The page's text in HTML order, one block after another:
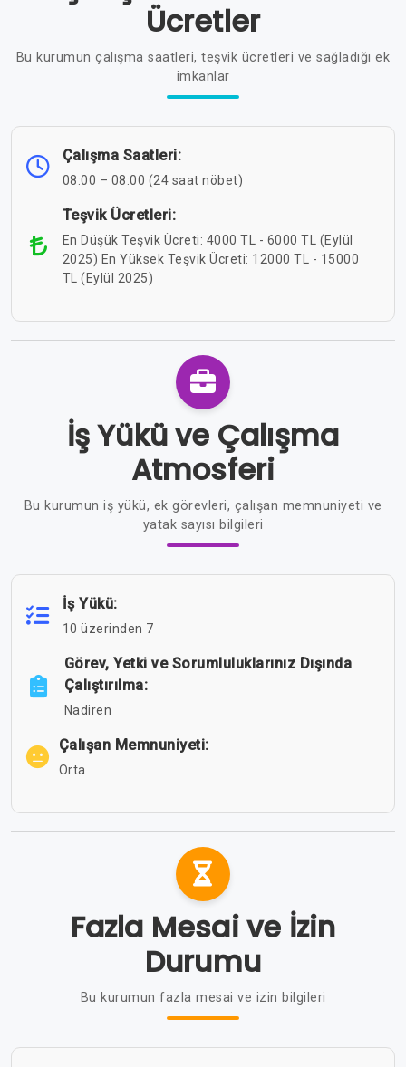
Ücretler
Bu kurumun çalışma saatleri, teşvik ücretleri ve sağladığı ek
imkanlar
Çalışma Saatleri:
08:00 – 08:00 (24 saat nöbet)
Teşvik Ücretleri:
En Düşük Teşvik Ücreti: 4000 TL - 6000 TL (Eylül
2025) En Yüksek Teşvik Ücreti: 12000 TL - 15000
TL (Eylül 2025)
İş Yükü ve Çalışma
Atmosferi
Bu kurumun iş yükü, ek görevleri, çalışan memnuniyeti ve
yatak sayısı bilgileri
İş Yükü:
10 üzerinden 7
Görev, Yetki ve Sorumluluklarınız Dışında
Çalıştırılma:
Nadiren
Çalışan Memnuniyeti:
Orta
Fazla Mesai ve İzin
Durumu
Bu kurumun fazla mesai ve izin bilgileri